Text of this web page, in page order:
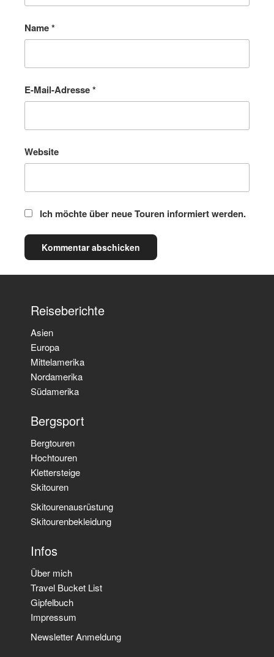
Name*
E-Mail-Adresse*
Website
Ich möchte über neue Touren informiert werden.
Reiseberichte
Asien
Europa
Mittelamerika
Nordamerika
Südamerika
Bergsport
Bergtouren
Hochtouren
Klettersteige
Skitouren
Skitourenausrüstung
Skitourenbekleidung
Infos
Über mich
Travel Bucket List
Gipfelbuch
Impressum
Newsletter Anmeldung